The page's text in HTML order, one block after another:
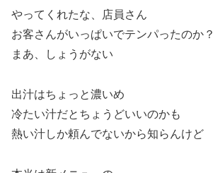
やってくれたな、店員さん
お客さんがいっぱいでテンパったのか？
まあ、しょうがない
出汁はちょっと濃いめ
冷たい汁だとちょうどいいのかも
熱い汁しか頼んでないから知らんけど